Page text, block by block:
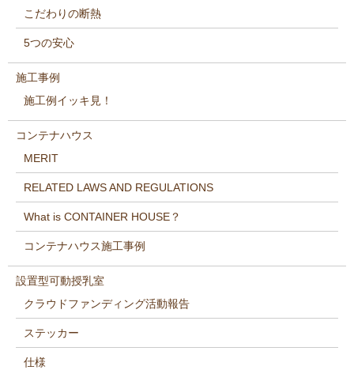
こだわりの断熱
5つの安心
施工事例
施工例イッキ見！
コンテナハウス
MERIT
RELATED LAWS AND REGULATIONS
What is CONTAINER HOUSE？
コンテナハウス施工事例
設置型可動授乳室
クラウドファンディング活動報告
ステッカー
仕様